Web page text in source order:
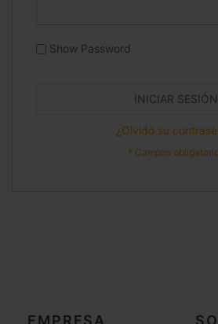
Show Password
INICIAR SESIÓN
¿Olvidó su